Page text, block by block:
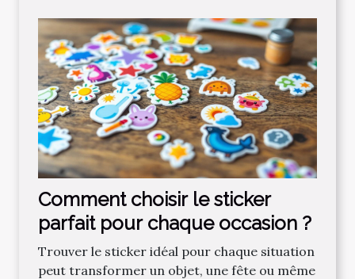
Comment choisir le sticker
parfait pour chaque occasion ?
Trouver le sticker idéal pour chaque situation
peut transformer un objet, une fête ou même